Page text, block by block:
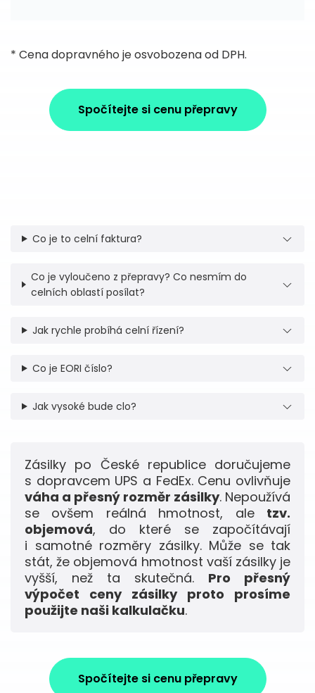
* Cena dopravného je osvobozena od DPH.
Spočítejte si cenu přepravy
Co je to celní faktura?
Co je vyloučeno z přepravy? Co nesmím do
celních oblastí posílat?
Jak rychle probíhá celní řízení?
Co je EORI číslo?
Jak vysoké bude clo?
Zásilky po České republice doručujeme
s dopravcem UPS a FedEx. Cenu ovlivňuje
váha a přesný rozměr zásilky. Nepoužívá
se ovšem reálná hmotnost, ale tzv.
objemová, do které se započítávají
i samotné rozměry zásilky. Může se tak
stát, že objemová hmotnost vaší zásilky je
vyšší, než ta skutečná. Pro přesný
výpočet ceny zásilky proto prosíme
použijte naši kalkulačku.
Spočítejte si cenu přepravy